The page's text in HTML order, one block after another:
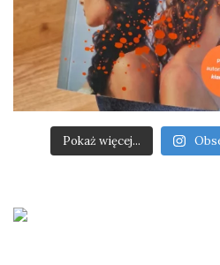
Pokaż więcej...